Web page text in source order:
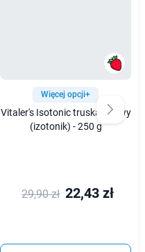
Więcej opcji+
Vitaler's Isotonic truskawkowy
(izotonik) - 250 g
29,90 zł 22,43 zł